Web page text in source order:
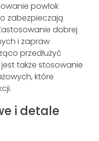
powłok
zabezpieczają
dobrej
i zapraw
przedłużyć
także stosowanie
które
i detale